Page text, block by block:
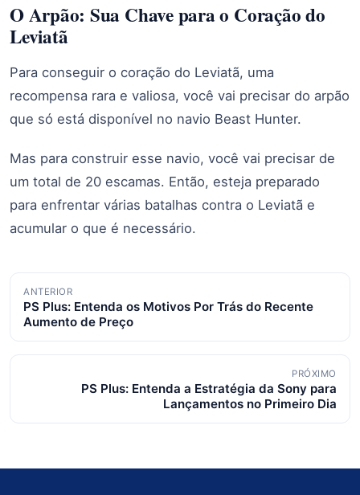
O Arpão: Sua Chave para o Coração do
Leviatã
Para conseguir o coração do Leviatã, uma
recompensa rara e valiosa, você vai precisar do arpão
que só está disponível no navio Beast Hunter.
Mas para construir esse navio, você vai precisar de
um total de 20 escamas. Então, esteja preparado
para enfrentar várias batalhas contra o Leviatã e
acumular o que é necessário.
Navegação
de
posts
ANTERIOR
PS Plus: Entenda os Motivos Por Trás do Recente
Aumento de Preço
PRÓXIMO
PS Plus: Entenda a Estratégia da Sony para
Lançamentos no Primeiro Dia